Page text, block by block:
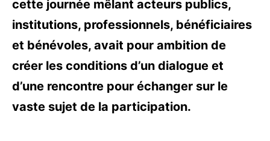
cette journée mêlant acteurs publics,
institutions, professionnels, bénéficiaires
et bénévoles, avait pour ambition de
créer les conditions d’un dialogue et
d’une rencontre pour échanger sur le
vaste sujet de la participation.